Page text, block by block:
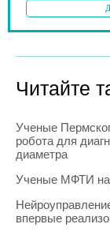
Читайте
Ученые
робота для
диаметра
Ученые МФТИ
впервые